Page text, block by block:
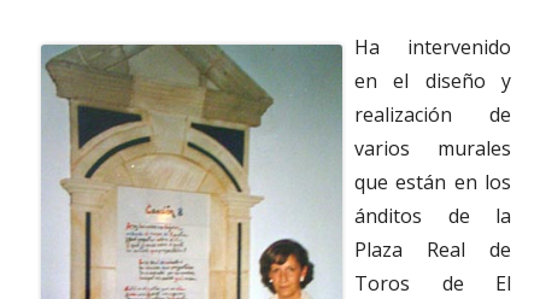
Ha intervenido
en el diseño y
realización de
varios murales
que están en los
ánditos de la
Plaza Real de
Toros de El